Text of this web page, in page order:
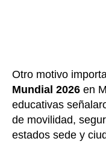
Otro motivo
Mundial 2026 en
educativas
de movilidad,
estados sede y